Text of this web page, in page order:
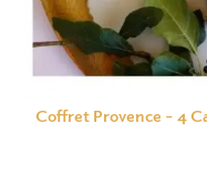
Coffret Provence – 4